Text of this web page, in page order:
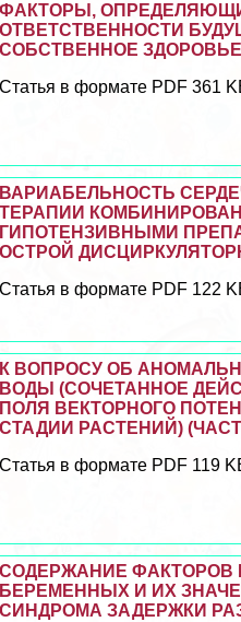
ФАКТОРЫ,
ОТВЕТСТВЕННОСТИ
СОБСТВЕННОЕ ЗДОРОВЬЕ
Статья в формате PDF 361
ВАРИАБЕЛЬНОСТЬ
ТЕРАПИИ
ГИПОТЕНЗИВНЫМИ
ОСТРОЙ
Статья в формате PDF 122
К ВОПРОСУ ОБ
ВОДЫ (СОЧЕТАННОЕ
ПОЛЯ ВЕКТОРНОГО
СТАДИИ РАСТЕНИЙ)
Статья в формате PDF 119
СОДЕРЖАНИЕ ФАКТОРОВ
БЕРЕМЕННЫХ И ИХ
СИНДРОМА ЗАДЕРЖКИ